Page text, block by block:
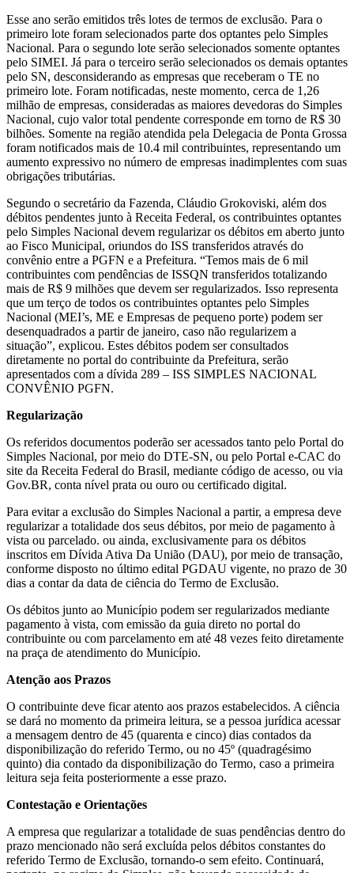
Esse ano serão emitidos três lotes de termos de exclusão. Para o
primeiro lote foram selecionados parte dos optantes pelo Simples
Nacional. Para o segundo lote serão selecionados somente optantes
pelo SIMEI. Já para o terceiro serão selecionados os demais optantes
pelo SN, desconsiderando as empresas que receberam o TE no
primeiro lote. Foram notificadas, neste momento, cerca de 1,26
milhão de empresas, consideradas as maiores devedoras do Simples
Nacional, cujo valor total pendente corresponde em torno de R$ 30
bilhões. Somente na região atendida pela Delegacia de Ponta Grossa
foram notificados mais de 10.4 mil contribuintes, representando um
aumento expressivo no número de empresas inadimplentes com suas
obrigações tributárias.
Segundo o secretário da Fazenda, Cláudio Grokoviski, além dos
débitos pendentes junto à Receita Federal, os contribuintes optantes
pelo Simples Nacional devem regularizar os débitos em aberto junto
ao Fisco Municipal, oriundos do ISS transferidos através do
convênio entre a PGFN e a Prefeitura. “Temos mais de 6 mil
contribuintes com pendências de ISSQN transferidos totalizando
mais de R$ 9 milhões que devem ser regularizados. Isso representa
que um terço de todos os contribuintes optantes pelo Simples
Nacional (MEI’s, ME e Empresas de pequeno porte) podem ser
desenquadrados a partir de janeiro, caso não regularizem a
situação”, explicou. Estes débitos podem ser consultados
diretamente no portal do contribuinte da Prefeitura, serão
apresentados com a dívida 289 – ISS SIMPLES NACIONAL
CONVÊNIO PGFN.
Regularização
Os referidos documentos poderão ser acessados tanto pelo Portal do
Simples Nacional, por meio do DTE-SN, ou pelo Portal e-CAC do
site da Receita Federal do Brasil, mediante código de acesso, ou via
Gov.BR, conta nível prata ou ouro ou certificado digital.
Para evitar a exclusão do Simples Nacional a partir, a empresa deve
regularizar a totalidade dos seus débitos, por meio de pagamento à
vista ou parcelado. ou ainda, exclusivamente para os débitos
inscritos em Dívida Ativa Da União (DAU), por meio de transação,
conforme disposto no último edital PGDAU vigente, no prazo de 30
dias a contar da data de ciência do Termo de Exclusão.
Os débitos junto ao Município podem ser regularizados mediante
pagamento à vista, com emissão da guia direto no portal do
contribuinte ou com parcelamento em até 48 vezes feito diretamente
na praça de atendimento do Município.
Atenção aos Prazos
O contribuinte deve ficar atento aos prazos estabelecidos. A ciência
se dará no momento da primeira leitura, se a pessoa jurídica acessar
a mensagem dentro de 45 (quarenta e cinco) dias contados da
disponibilização do referido Termo, ou no 45º (quadragésimo
quinto) dia contado da disponibilização do Termo, caso a primeira
leitura seja feita posteriormente a esse prazo.
Contestação e Orientações
A empresa que regularizar a totalidade de suas pendências dentro do
prazo mencionado não será excluída pelos débitos constantes do
referido Termo de Exclusão, tornando-o sem efeito. Continuará,